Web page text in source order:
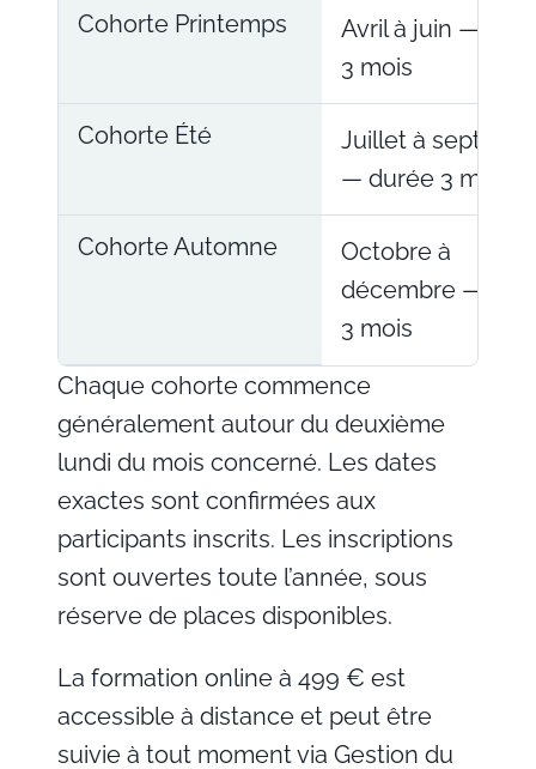
Cohorte Printemps
Avril à juin —
3 mois
Cohorte Été
Juillet à
— durée 3 mois
Cohorte Automne
Octobre à
décembre —
3 mois
Chaque cohorte commence
généralement autour du deuxième
lundi du mois concerné. Les dates
exactes sont confirmées aux
participants inscrits. Les inscriptions
sont ouvertes toute l’année, sous
réserve de places disponibles.
La formation online à 499 € est
accessible à distance et peut être
suivie à tout moment via Gestion du